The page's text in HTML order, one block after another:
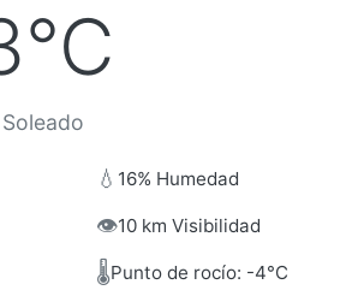
💧 16% Humedad
👁️10 km Visibilidad
🌡️Punto de rocío: -4°C